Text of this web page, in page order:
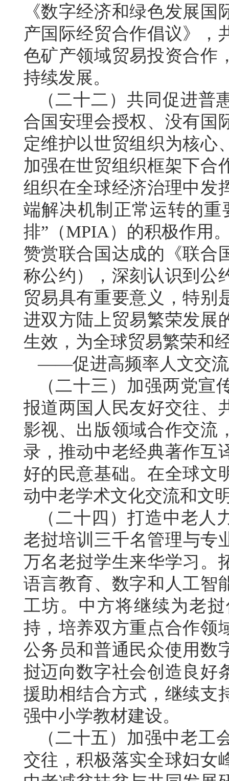
《数字经济和绿色发展
产国际经贸合作倡议》，
色矿产领域贸易投资合作
持续发展。
（二十二）共同促进
合国安理会授权、没有国
定维护以世贸组织为核心
加强在世贸组织框架下合
组织在全球经济治理中发
端解决机制正常运转的
排”（MPIA）的积极作用
赞赏联合国达成的《联合
称公约），深刻认识到公
贸易具有重要意义，特别
进双方陆上贸易繁荣发展
生效，为全球贸易繁荣和
——促进高频率人文交流
（二十三）加强两党
报道两国人民友好交往、
影视、出版领域合作交流
录，推动中老经典著作互
好的民意基础。在全球文
动中老学术文化交流和文
（二十四）打造中老人
老挝培训三千名管理与专
万名老挝学生来华学习。
语言教育、数字和人工智
工坊。中方将继续为老
持，培养双方重点合作领
公务员和普通民众使用数
挝迈向数字社会创造良好
援助相结合方式，继续支
强中小学教材建设。
（二十五）加强中老
交往，积极落实全球妇女